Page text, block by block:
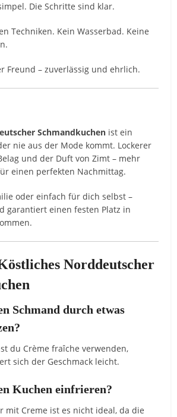
Die Schritte sind klar.
Techniken. Kein Wasserbad. Keine
Freund – zuverlässig und ehrlich.
Schmandkuchen ist ein
nie aus der Mode kommt. Lockerer
und der Duft von Zimt – mehr
einen perfekten Nachmittag.
oder einfach für dich selbst –
garantiert einen festen Platz in
Norddeutscher
Schmand durch etwas
du Crème fraîche verwenden,
sich der Geschmack leicht.
Kuchen einfrieren?
mit Creme ist es nicht ideal, da die